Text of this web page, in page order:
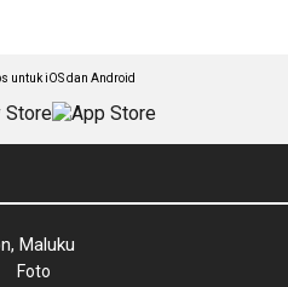
untuk iOS dan Android
Maluku
Foto